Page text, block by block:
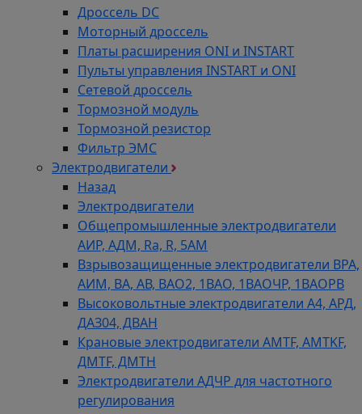
Дроссель DC
Моторный дроссель
Платы расширения ONI и INSTART
Пульты управления INSTART и ONI
Сетевой дроссель
Тормозной модуль
Тормозной резистор
Фильтр ЭМС
Электродвигатели
Назад
Электродвигатели
Общепромышленные электродвигатели
АИР, АДМ, Ra, R, 5AM
Взрывозащищенные электродвигатели ВРА,
АИМ, ВА, АВ, ВАO2, 1ВАО, 1ВАОЧР, 1ВАОРВ
Высоковольтные электродвигатели A4, АРД,
ДАЗ04, ДВАН
Крановые электродвигатели AMTF, AMTKF,
ДMTF, ДМТН
Электродвигатели АДЧР для частотного
регулирования